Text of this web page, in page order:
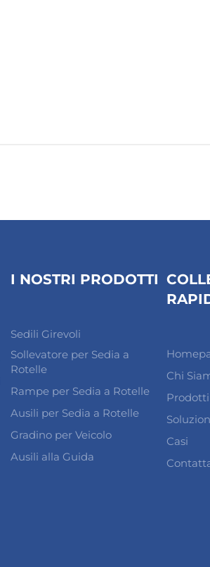
I NOSTRI PRODOTTI
Sedili Girevoli
Sollevatore per Sedia a
Rotelle
Rampe per Sedia a Rotelle
Ausili per Sedia a Rotelle
Gradino per Veicolo
Ausili alla Guida
Chi
Prodotti
Casi